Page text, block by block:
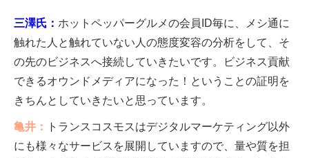
三澤氏： ホットペッパーグルメの会員ID毎に、メシ通に
触れた人と触れていない人の態度変容の分析をして、そ
の先のビジネスへ接続していきたいです。ビジネス貢献
できるオウンドメディアになった！ということの証明を
きちんとしていきたいと思っています。
亀井：
トランスコスモスはデジタルマーケティング以外
にも様々なサービスを展開していますので、量や質を担